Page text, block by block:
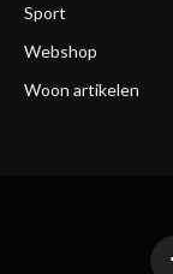
Sport
Webshop
Woon artikelen